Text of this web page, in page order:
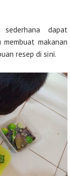
dapat
makanan
resep di sini.